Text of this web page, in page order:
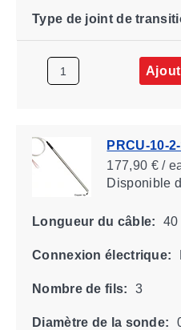
Type de joint de
PRCU-10-
177,90 € /
Disponible
Longueur du câble: 40
Connexion électrique:
Nombre de fils: 3
Diamètre de la sonde: